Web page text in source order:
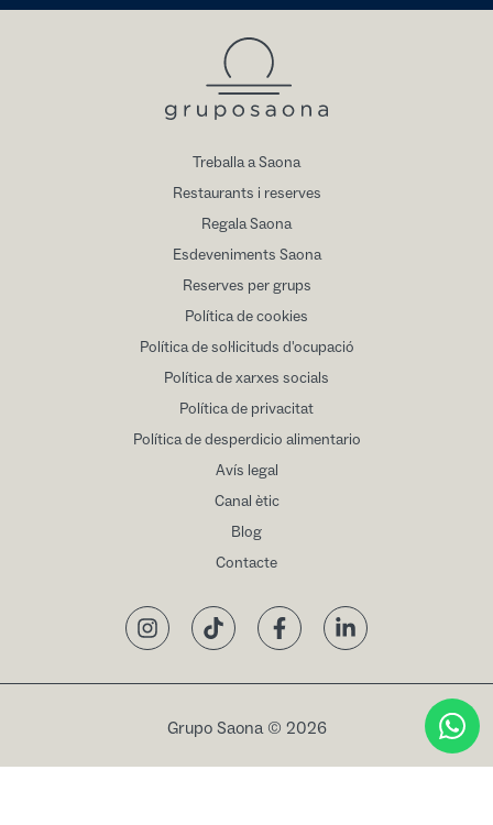
Treballa a Saona
Restaurants i reserves
Regala Saona
Esdeveniments Saona
Reserves per grups
Política de cookies
Política de sol·licituds d'ocupació
Política de xarxes socials
Política de privacitat
Política de desperdicio alimentario
Avís legal
Canal ètic
Blog
Contacte
InstagramTikTok FacebookLinkedIn
Grupo Saona © 2026